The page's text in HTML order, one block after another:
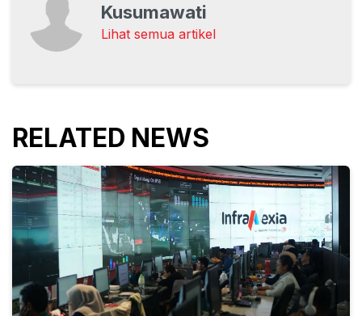
Kusumawati
Lihat semua artikel
RELATED NEWS